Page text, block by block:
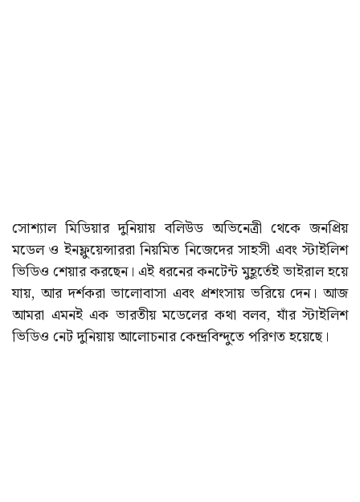
সোশ্যাল মিডিয়ার দুনিয়ায় বলিউড অভিনেত্রী থেকে জনপ্রিয়
মডেল ও ইনফ্লুয়েন্সাররা নিয়মিত নিজেদের সাহসী এবং স্টাইলিশ
ভিডিও শেয়ার করছেন। এই ধরনের কনটেন্ট মুহূর্তেই ভাইরাল হয়ে
যায়, আর দর্শকরা ভালোবাসা এবং প্রশংসায় ভরিয়ে দেন। আজ
আমরা এমনই এক ভারতীয় মডেলের কথা বলব, যাঁর স্টাইলিশ
ভিডিও নেট দুনিয়ায় আলোচনার কেন্দ্রবিন্দুতে পরিণত হয়েছে।